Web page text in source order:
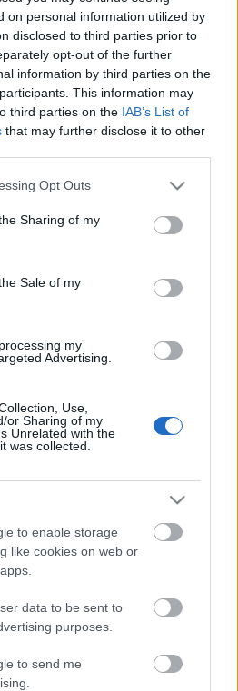
on personal information utilized by
disclosed to third parties prior to
opt-out of the further
information by third parties on the
This information may
third parties on the IAB’s List of
that may further disclose it to other
app uses one or more Google
usage behaviour. You may click to
and its third-party tags to
purposes in below Google
Opt Outs
Sharing of my
Sale of my
my
Advertising.
Use,
or Sharing of my
Unrelated with the
was collected.
to enable storage
like cookies on web or
data to be sent to
purposes.
to send me
vártunk: szombattól
csökken a riasztás
a hazai víziközművekről?
vízellátása
tehermentesíti a
rendszert a STRABAG
HIRDETÉS
országos ellenőrzést tart a
a utakon